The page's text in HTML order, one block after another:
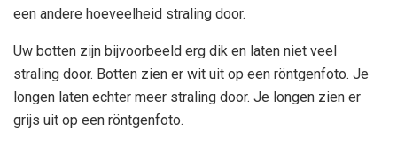
een ​​andere hoeveelheid straling door.
Uw botten zijn bijvoorbeeld erg dik en laten niet veel
straling door. Botten zien er wit uit op een röntgenfoto. Je
longen laten echter meer straling door. Je longen zien er
grijs uit op een röntgenfoto.